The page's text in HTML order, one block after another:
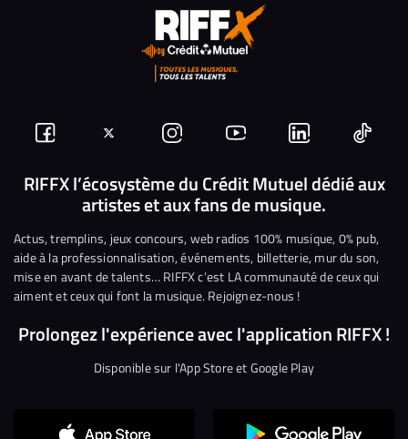
Suivez-
nous
Facebook
Suivez-
nous
sur
Twitter
Nous
rejoindre
sur
Instagram
Nous
rejoindre
sur
YouTube
Nous
rejoindre
sur
Linkedin
Nous
RIFFX l’écosystème du Crédit Mutuel dédié aux
artistes et aux fans de musique.
Actus, tremplins, jeux concours, web radios 100% musique, 0% pub,
aide à la professionnalisation, événements, billetterie, mur du son,
mise en avant de talents… RIFFX c’est LA communauté de ceux qui
aiment et ceux qui font la musique. Rejoignez-nous !
Prolongez l'expérience avec l'application RIFFX !
Disponible sur l'App Store et Google Play